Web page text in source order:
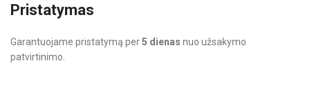
Pristatymas
Garantuojame pristatymą per5 dienas nuo užsakymo
patvirtinimo.